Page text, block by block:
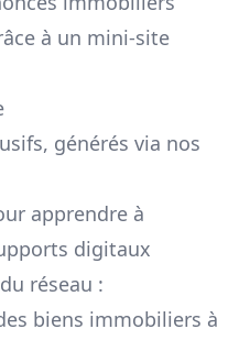
à un mini-site
générés via nos
apprendre à
digitaux
réseau :
biens immobiliers à